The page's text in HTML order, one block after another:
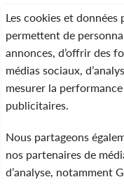
Les cookies et données
permettent de
annonces, d’offrir des
médias sociaux,
mesurer la
publicitaires.
Nous partageons
nos partenaires de
d’analyse, notamment